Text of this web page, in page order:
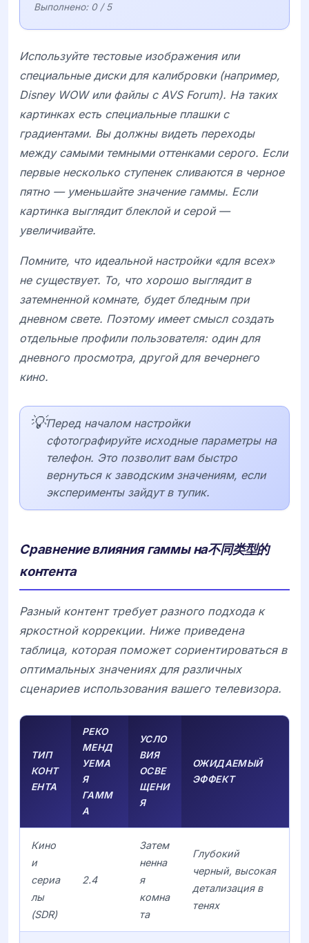
Выполнено: 0/ 5
Используйте тестовые изображения или
специальные диски для калибровки (например,
Disney WOWили файлы с AVS Forum). На таких
картинках есть специальные плашки с
градиентами. Вы должны видеть переходы
между самыми темными оттенками серого. Если
первые несколько ступенек сливаются в черное
пятно — уменьшайте значение гаммы. Если
картинка выглядит блеклой и серой —
увеличивайте.
Помните, что идеальной настройки «для всех»
не существует. То, что хорошо выглядит в
затемненной комнате, будет бледным при
дневном свете. Поэтому имеет смысл создать
отдельные профили пользователя: один для
дневного просмотра, другой для вечернего
кино.
💡Перед началом настройки
сфотографируйте исходные параметры на
телефон. Это позволит вам быстро
вернуться к заводским значениям, если
эксперименты зайдут в тупик.
Сравнение влияния гаммы на不同类型的
контента
Разный контент требует разного подхода к
яркостной коррекции. Ниже приведена
таблица, которая поможет сориентироваться в
оптимальных значениях для различных
сценариев использования вашего телевизора.
ТИП
КОНТ
ЕНТА
РЕКО
МЕНД
УЕМА
Я
ГАММ
А
УСЛО
ВИЯ
ОСВЕ
ЩЕНИ
Я
ОЖИДАЕМЫЙ
ЭФФЕКТ
Кино
и
сериа
лы
(SDR)
2.4
Затем
ненна
я
комна
та
Глубокий
черный, высокая
детализация в
тенях